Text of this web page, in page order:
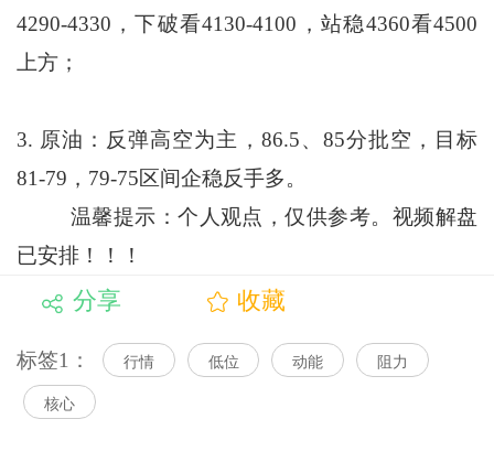
4290-4330，下破看4130-4100，站稳4360看4500
上方；
3. 原油：反弹高空为主，86.5、85分批空，目标
81-79，79-75区间企稳反手多。
温馨提示：个人观点，仅供参考。视频解盘
已安排！！！
分享 收藏
标签1： 行情 低位 动能 阻力
核心